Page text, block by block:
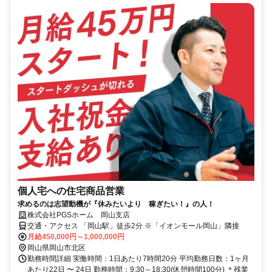
個人宅への住宅商品営業
求めるのは志望動機が『休みたいより 稼ぎたい！』の人！
株式会社PGSホーム 岡山支店
交通・アクセス 「岡山駅」徒歩2分 ※「イオンモール岡山」隣接
月給450,000円～1,000,000円
岡山県岡山市北区
勤務時間詳細 実働時間：1日あたり7時間20分 平均勤務日数：1ヶ月
あたり22日 〜 24日 勤務時間：9:30～18:30(休憩時間100分) ＊残業